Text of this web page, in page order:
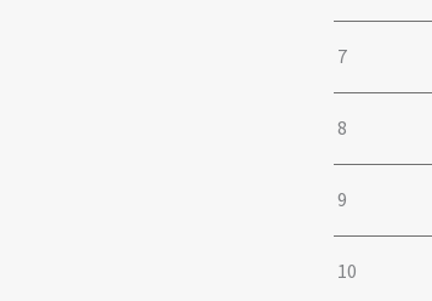
7
8
9
10